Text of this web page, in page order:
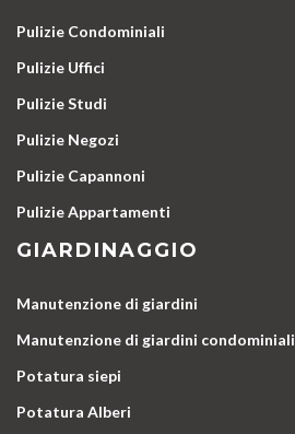
Pulizie Condominiali
Pulizie Uffici
Pulizie Studi
Pulizie Negozi
Pulizie Capannoni
Pulizie Appartamenti
GIARDINAGGIO
Manutenzione di giardini
Manutenzione di giardini condominiali
Potatura siepi
Potatura Alberi